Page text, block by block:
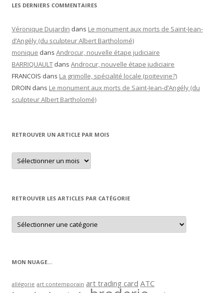
LES DERNIERS COMMENTAIRES
Véronique Dujardin dans Le monument aux morts de Saint-Jean-
d’Angély (du sculpteur Albert Bartholomé)
monique dans Androcur, nouvelle étape judiciaire
BARRIQUAULT dans Androcur, nouvelle étape judiciaire
FRANCOIS dans La grimolle, spécialité locale (poitevine?)
DROIN dans Le monument aux morts de Saint-Jean-d’Angély (du
sculpteur Albert Bartholomé)
RETROUVER UN ARTICLE PAR MOIS
Retrouver
un
article
RETROUVER LES ARTICLES PAR CATÉGORIE
Retrouver
les
articles
MON NUAGE…
allégorie art contemporain art trading card ATC